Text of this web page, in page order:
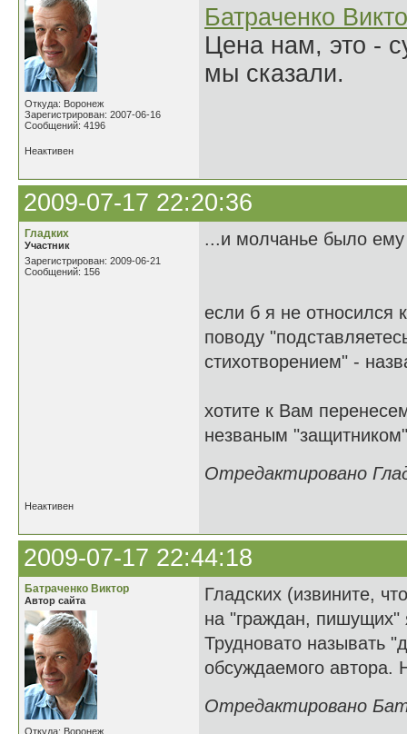
Откуда: Воронеж
Зарегистрирован: 2007-06-16
Сообщений: 4196
Батраченко
Цена нам, это -
мы сказали.
Неактивен
2009-07-17 22:20:36
Гладких
Участник
Зарегистрирован: 2009-06-21
Сообщений: 156
...и молчанье было ему
если б я не
поводу
стихотворением" -
хотите к Вам
незваным
Отредактировано
Неактивен
2009-07-17 22:44:18
Батраченко Виктор
Автор сайта
Откуда: Воронеж
Гладских (извините,
на "граждан, пишущих"
Трудновато называть
обсуждаемого автора.
Отредактировано